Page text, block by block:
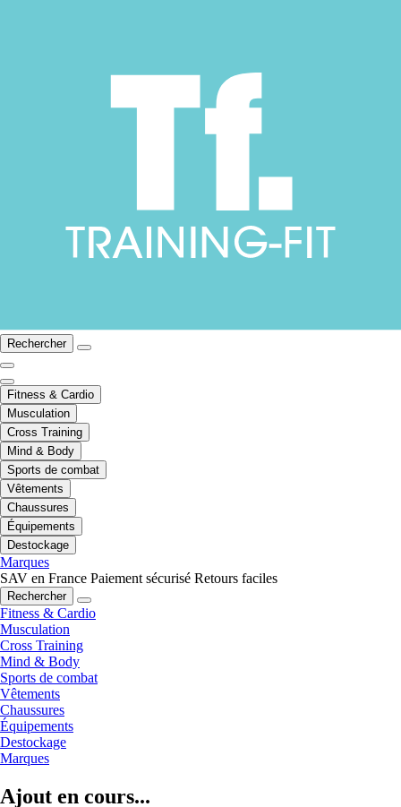
Rechercher
Fitness & Cardio
Musculation
Cross Training
Mind & Body
Sports de combat
Vêtements
Chaussures
Équipements
Destockage
Marques
SAV en France Paiement sécurisé Retours faciles
Rechercher
Fitness & Cardio
Musculation
Cross Training
Mind & Body
Sports de combat
Vêtements
Chaussures
Équipements
Destockage
Marques
Ajout en cours...